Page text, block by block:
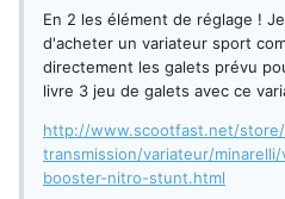
En 2 les élément de réglage !
d'acheter un variateur sport
directement les galets prévu
livre 3 jeu de galets avec ce
http://www.scootfast.net/
transmission/variateur/
booster-nitro-stunt.html